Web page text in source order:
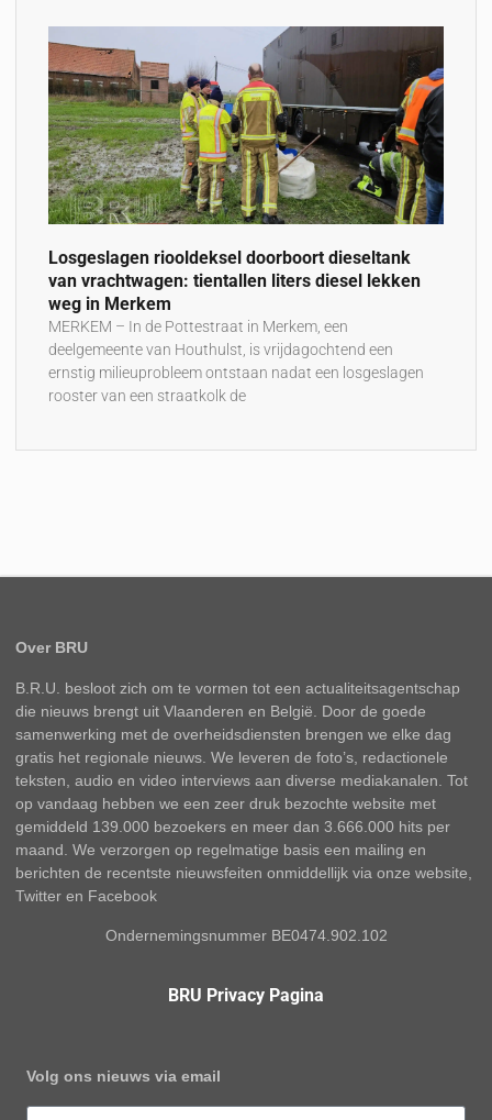
Losgeslagen riooldeksel doorboort dieseltank
van vrachtwagen: tientallen liters diesel lekken
weg in Merkem
MERKEM – In de Pottestraat in Merkem, een
deelgemeente van Houthulst, is vrijdagochtend een
ernstig milieuprobleem ontstaan nadat een losgeslagen
rooster van een straatkolk de
Over BRU
B.R.U. besloot zich om te vormen tot een actualiteitsagentschap
die nieuws brengt uit Vlaanderen en België. Door de goede
samenwerking met de overheidsdiensten brengen we elke dag
gratis het regionale nieuws. We leveren de foto’s, redactionele
teksten, audio en video interviews aan diverse mediakanalen. Tot
op vandaag hebben we een zeer druk bezochte website met
gemiddeld 139.000 bezoekers en meer dan 3.666.000 hits per
maand. We verzorgen op regelmatige basis een mailing en
berichten de recentste nieuwsfeiten onmiddellijk via onze website,
Twitter en Facebook
Ondernemingsnummer BE0474.902.102
BRU Privacy Pagina
Volg ons nieuws via email